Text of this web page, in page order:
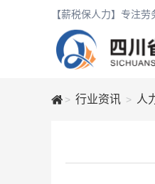
【薪税保人力】专注
> 行业资讯 > 人